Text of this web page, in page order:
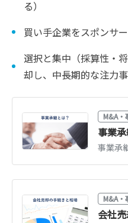
る）
買い手企業をスポンサ
選択と集中（採算性・
却し、中長期的な注力
M&A・
M&A・